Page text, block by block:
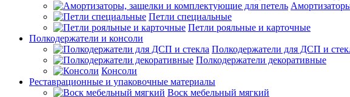
Петли специальные
Петли рояльные и карточные
Полкодержатели и консоли
Полкодержатели для ДСП и
Полкодержатели декоративные
Консоли
Реставрационные и упаковочные материалы
Воск мебельный мягкий